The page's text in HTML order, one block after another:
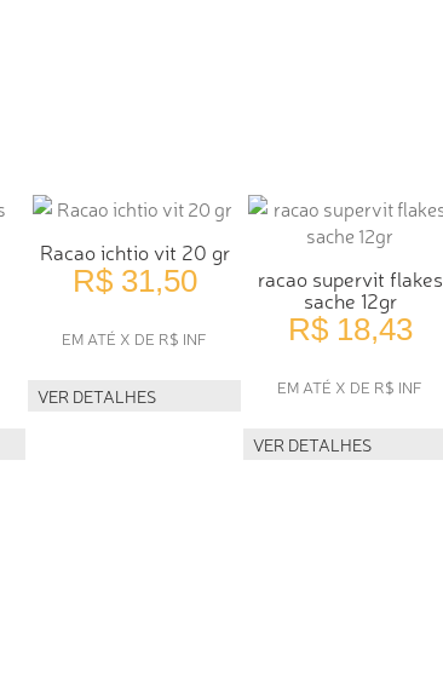
Racao ichtio vit 20 gr
R$ 31,50
EM ATÉ X DE R$ INF
VER DETALHES
racao supervit flakes
sache 12gr
R$ 18,43
EM ATÉ X DE R$ INF
VER DETALHES